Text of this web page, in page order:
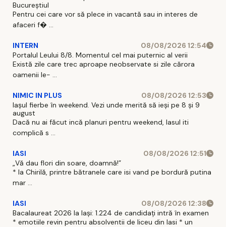
Bucureștiul
Pentru cei care vor să plece in vacantă sau in interes de
afaceri f� ...
INTERN
08/08/2026 12:54
Portalul Leului 8/8. Momentul cel mai puternic al verii
Există zile care trec aproape neobservate si zile cărora
oamenii le- ...
NIMIC IN PLUS
08/08/2026 12:53
Iașul fierbe în weekend. Vezi unde merită să ieși pe 8 și 9
august
Dacă nu ai făcut incă planuri pentru weekend, Iasul iti
complică s ...
IASI
08/08/2026 12:51
„Vă dau flori din soare, doamnă!”
* la Chirilă, printre bătranele care isi vand pe bordură putina
mar ...
IASI
08/08/2026 12:38
Bacalaureat 2026 la Iași: 1.224 de candidați intră în examen
* emotiile revin pentru absolventii de liceu din Iasi * un